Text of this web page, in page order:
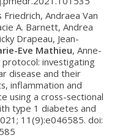
Andraea Van
A. Barnett, Andrea
Drapeau, Jean-
Eve Mathieu, Anne-
protocol: investigating
disease and their
inflammation and
using a cross-sectional
type 1 diabetes and
11(9):e046585. doi: